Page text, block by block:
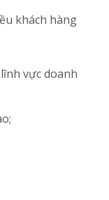
khách hàng
vực doanh